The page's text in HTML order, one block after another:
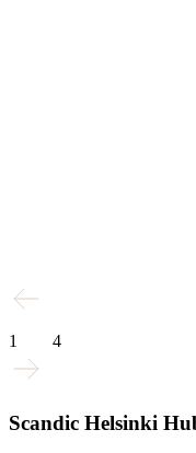
1 4
Scandic Helsinki